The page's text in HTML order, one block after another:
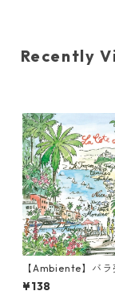
Recently
【Ambiente】バラ
ンチサイズ ペーパ
Côte D´Azur グリー
¥138